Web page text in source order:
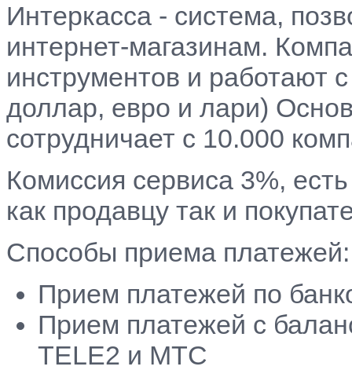
Интеркасса - система,
интернет-магазинам.
инструментов и работают
доллар, евро и лари)
сотрудничает с 10.000
Комиссия сервиса 3%,
как продавцу так и
Способы приема платежей:
Прием платежей по
Прием платежей c
TELE2 и МТС